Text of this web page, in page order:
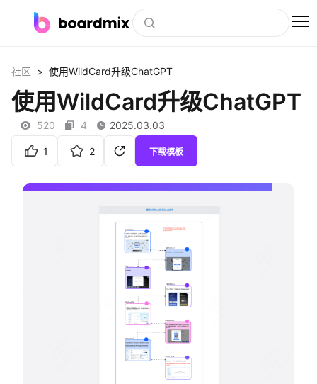
社区资源
下载
会员
私有化部署
社区 > 使用WildCard升级ChatGPT
使用WildCard升级ChatGPT
520 4 2025.03.03
1 2 下载模板